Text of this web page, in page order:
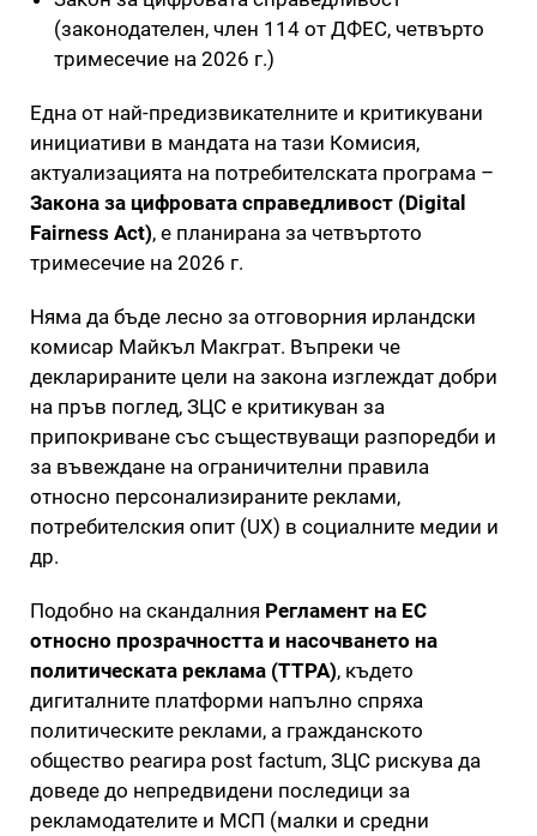
(законодателен, член 114 от ДФЕС, четвърто
тримесечие на 2026 г.)
Една от най-предизвикателните и критикувани
инициативи в мандата на тази Комисия,
актуализацията на потребителската програма –
Закона за цифровата справедливост (Digital
Fairness Act), е планирана за четвъртото
тримесечие на 2026 г.
Няма да бъде лесно за отговорния ирландски
комисар Майкъл Макграт. Въпреки че
декларираните цели на закона изглеждат добри
на пръв поглед, ЗЦС е критикуван за
припокриване със съществуващи разпоредби и
за въвеждане на ограничителни правила
относно персонализираните реклами,
потребителския опит (UX) в социалните медии и
др.
Подобно на скандалния Регламент на ЕС
относно прозрачността и насочването на
политическата реклама (TTPA), където
дигиталните платформи напълно спряха
политическите реклами, а гражданското
общество реагира post factum, ЗЦС рискува да
доведе до непредвидени последици за
рекламодателите и МСП (малки и средни